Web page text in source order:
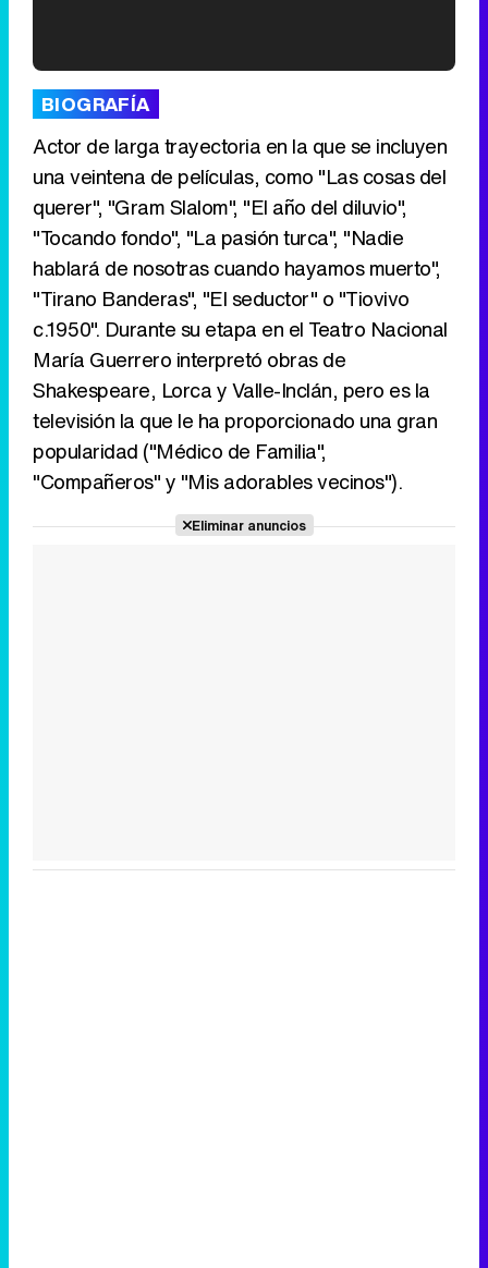
Tráiler en catalán de 'Ravalear', la nueva serie de HBO Max sobre los fondos buitre
BIOGRAFÍA
Actor de larga trayectoria en la que se incluyen
una veintena de películas, como "Las cosas del
querer", "Gram Slalom", "El año del diluvio",
"Tocando fondo", "La pasión turca", "Nadie
hablará de nosotras cuando hayamos muerto",
"Tirano Banderas", "El seductor" o "Tiovivo
c.1950". Durante su etapa en el Teatro Nacional
María Guerrero interpretó obras de
Shakespeare, Lorca y Valle-Inclán, pero es la
televisión la que le ha proporcionado una gran
popularidad ("Médico de Familia",
"Compañeros" y "Mis adorables vecinos").
Eliminar anuncios